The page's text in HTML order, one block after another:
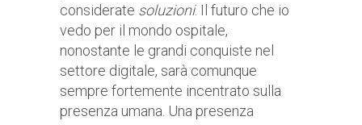
considerate soluzioni. Il futuro che io
vedo per il mondo ospitale,
nonostante le grandi conquiste nel
settore digitale, sarà comunque
sempre fortemente incentrato sulla
presenza umana. Una presenza